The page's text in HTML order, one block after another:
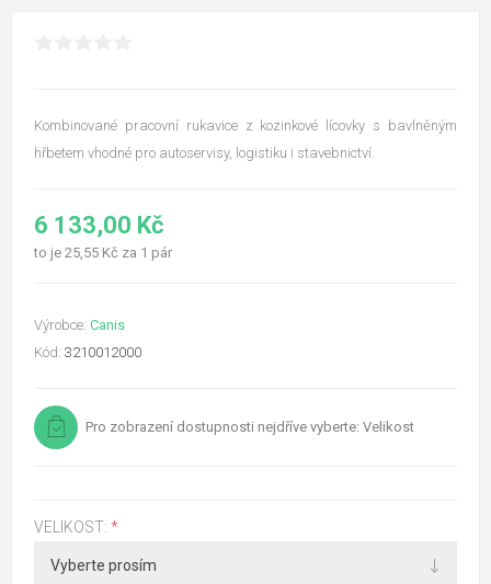
Kombinované pracovní rukavice z kozinkové lícovky s bavlněným
hřbetem vhodné pro autoservisy, logistiku i stavebnictví.
6 133,00 Kč
to je 25,55 Kč za 1 pár
Výrobce: Canis
Kód: 3210012000
Pro zobrazení dostupnosti nejdříve vyberte: Velikost
VELIKOST: *